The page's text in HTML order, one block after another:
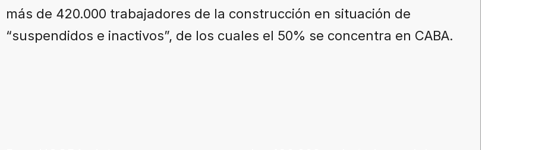
más de 420.000 trabajadores de la construcción en situación de
“suspendidos e inactivos”, de los cuales el 50% se concentra en CABA.